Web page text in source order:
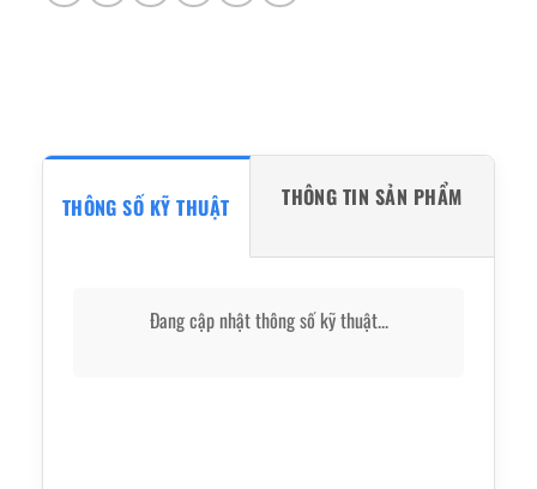
THÔNG SỐ KỸ THUẬT THÔNG TIN SẢN PHẨM
Đang cập nhật thông số kỹ thuật...